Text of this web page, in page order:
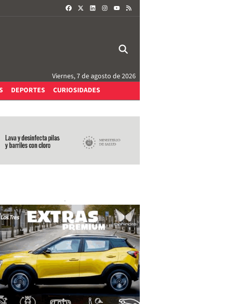
FACEBOOKLINKEDININSTAGRAM
Viernes, 7 de agosto de 2026
DEPORTES CURIOSIDADES